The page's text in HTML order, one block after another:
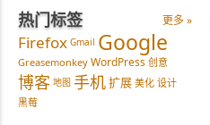
更多 »
热门标签
Firefox Gmail Google
Greasemonkey WordPress 创意
博客 地图 手机扩展 美化 设计
黑莓